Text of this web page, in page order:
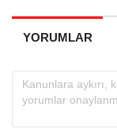
YORUMLAR